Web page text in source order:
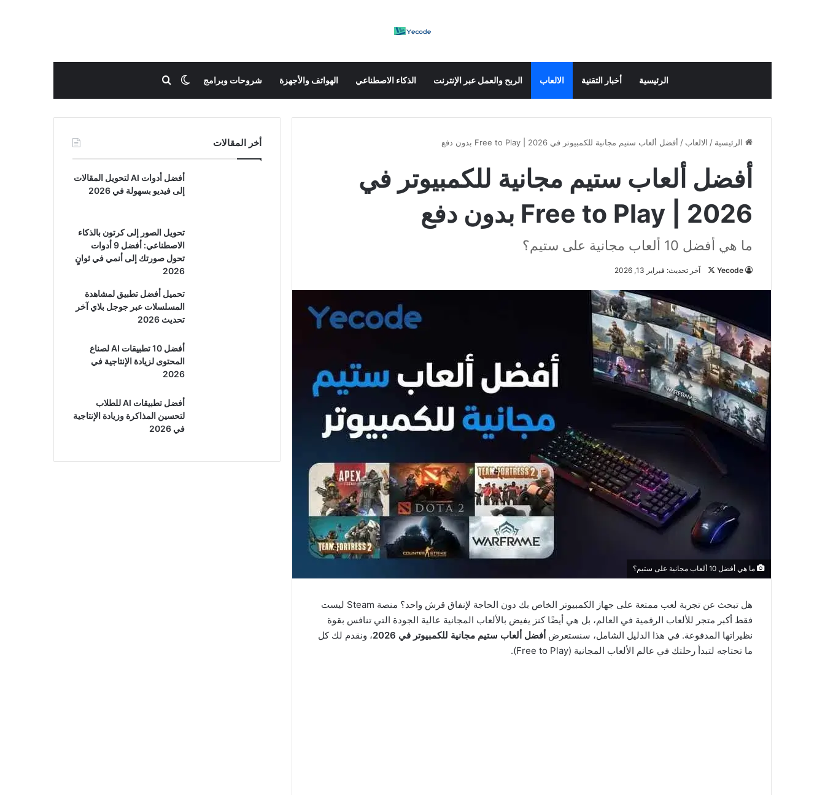
الرئيسية أخبار التقنية الالعاب الربح والعمل عبر الإنترنت الذكاء الاصطناعي الهواتف والأجهزة شروحات وبرامج الوضع المظلم
الرئيسية / الالعاب / أفضل ألعاب ستيم مجانية للكمبيوتر في 2026 | Free to Play بدون دفع
أفضل ألعاب ستيم مجانية للكمبيوتر في
2026 | Free to Play بدون دفع
ما هي أفضل 10 ألعاب مجانية على ستيم؟
Yecode
ع
ع
ل
ى
X
آخر تحديث: فبراير 13, 2026
ما هي أفضل 10 ألعاب مجانية على ستيم؟
هل تبحث عن تجربة لعب ممتعة على جهاز الكمبيوتر الخاص بك دون الحاجة لإنفاق قرش واحد؟ منصة Steam ليست
فقط أكبر متجر للألعاب الرقمية في العالم، بل هي أيضًا كنز يفيض بالألعاب المجانية عالية الجودة التي تنافس بقوة
نظيراتها المدفوعة. في هذا الدليل الشامل، سنستعرض أفضل ألعاب ستيم مجانية للكمبيوتر في 2026
، ونقدم لك كل
ما تحتاجه لتبدأ رحلتك في عالم الألعاب المجانية (Free to Play).
أخر المقالات
أفضل أدوات AI لتحويل المقالات
إلى فيديو بسهولة في 2026
تحويل الصور إلى كرتون بالذكاء
الاصطناعي: أفضل 9 أدوات
تحول صورتك إلى أنمي في ثوانٍ
2026
تحميل أفضل تطبيق لمشاهدة
المسلسلات عبر جوجل بلاي آخر
تحديث 2026
أفضل 10 تطبيقات AI لصناع
المحتوى لزيادة الإنتاجية في
2026
أفضل تطبيقات AI للطلاب
لتحسين المذاكرة وزيادة الإنتاجية
في 2026